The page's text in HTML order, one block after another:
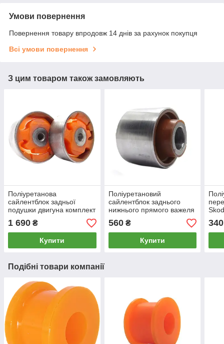
Умови повернення
Повернення товару впродовж 14 днів за рахунок покупця
Всі умови повернення
З цим товаром також замовляють
Поліуретанова
сайлентблок задньої
подушки двигуна комплект
2шт Skoda Octavia 2004-
2010, PP-1608
1 690 ₴
Купити
Поліуретановий
сайлентблок заднього
нижнього прямого важеля
зовнішній Skoda Octavia
2004-2010, PP-0133
560₴
Купити
340
Подібні товари компанії